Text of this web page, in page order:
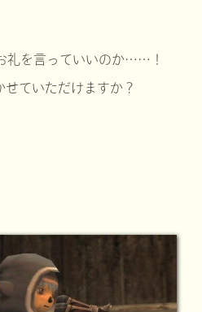
を言っていいのか……！
ていただけますか？